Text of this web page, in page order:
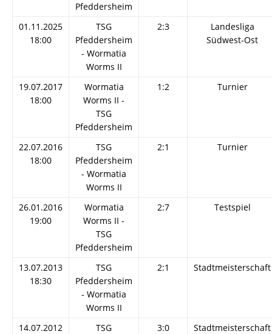
Pfeddersheim
01.11.2025
18:00
TSG
Pfeddersheim
- Wormatia
Worms II
2:3
Landesliga
Südwest-Ost
19.07.2017
18:00
Wormatia
Worms II -
TSG
Pfeddersheim
1:2 Turnier
22.07.2016
18:00
TSG
Pfeddersheim
- Wormatia
Worms II
2:1 Turnier
26.01.2016
19:00
Wormatia
Worms II -
TSG
Pfeddersheim
2:7 Testspiel
13.07.2013
18:30
TSG
Pfeddersheim
- Wormatia
Worms II
2:1 Stadtmeisterschaft
14.07.2012
TSG
3:0 Stadtmeisterschaft